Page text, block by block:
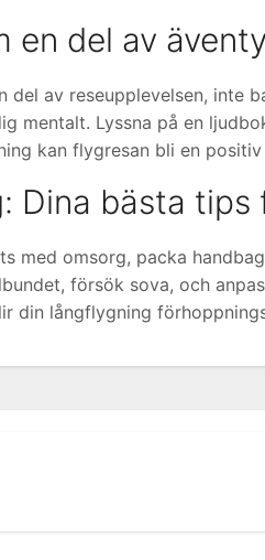
en del av
del av reseupplevelsen, inte
mentalt. Lyssna på en
kan flygresan bli en positiv
Dina bästa tips
med omsorg, packa
försök sova, och
din långflygning